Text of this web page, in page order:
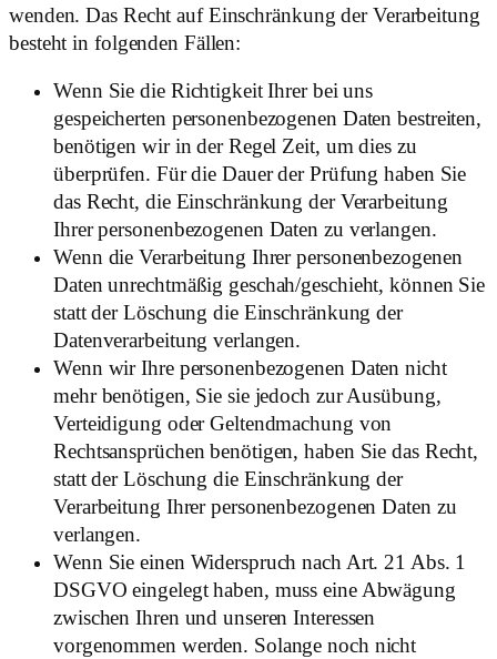
wenden. Das Recht auf Einschränkung der Verarbeitung
besteht in folgenden Fällen:
Wenn Sie die Richtigkeit Ihrer bei uns
gespeicherten personenbezogenen Daten bestreiten,
benötigen wir in der Regel Zeit, um dies zu
überprüfen. Für die Dauer der Prüfung haben Sie
das Recht, die Einschränkung der Verarbeitung
Ihrer personenbezogenen Daten zu verlangen.
Wenn die Verarbeitung Ihrer personenbezogenen
Daten unrechtmäßig geschah/geschieht, können Sie
statt der Löschung die Einschränkung der
Datenverarbeitung verlangen.
Wenn wir Ihre personenbezogenen Daten nicht
mehr benötigen, Sie sie jedoch zur Ausübung,
Verteidigung oder Geltendmachung von
Rechtsansprüchen benötigen, haben Sie das Recht,
statt der Löschung die Einschränkung der
Verarbeitung Ihrer personenbezogenen Daten zu
verlangen.
Wenn Sie einen Widerspruch nach Art. 21 Abs. 1
DSGVO eingelegt haben, muss eine Abwägung
zwischen Ihren und unseren Interessen
vorgenommen werden. Solange noch nicht